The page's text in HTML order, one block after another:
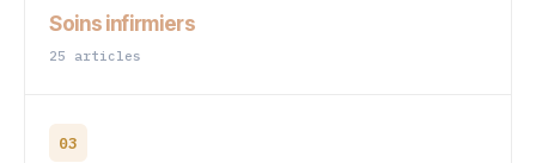
Soins infirmiers
25 articles
03